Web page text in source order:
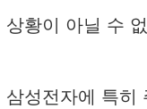
상황이 아닐 수
삼성전자에 특히